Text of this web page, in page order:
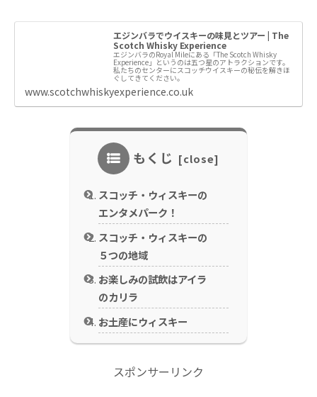
エジンバラでウイスキーの味見とツアー | The
Scotch Whisky Experience
エジンバラのRoyal Mileにある「The Scotch Whisky
Experience」というのは五つ星のアトラクションです。
私たちのセンターにスコッチウイスキーの秘伝を解きほ
ぐしてきてください。
www.scotchwhiskyexperience.co.uk
もくじ
スコッチ・ウィスキーの
エンタメパーク！
スコッチ・ウィスキーの
５つの地域
お楽しみの試飲はアイラ
のカリラ
お土産にウィスキー
スポンサーリンク